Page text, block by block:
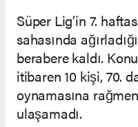
Süper Lig’in 7.
sahasında
berabere kaldı.
itibaren 10 kişi, 70.
oynamasına
ulaşamadı.